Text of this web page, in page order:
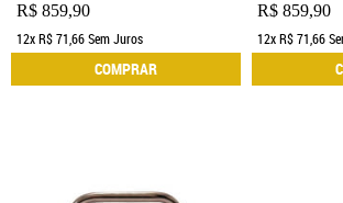
R$ 859,90
12xR$ 71,66Sem Juros
COMPRAR
R$ 859,90
12xR$ 71,66